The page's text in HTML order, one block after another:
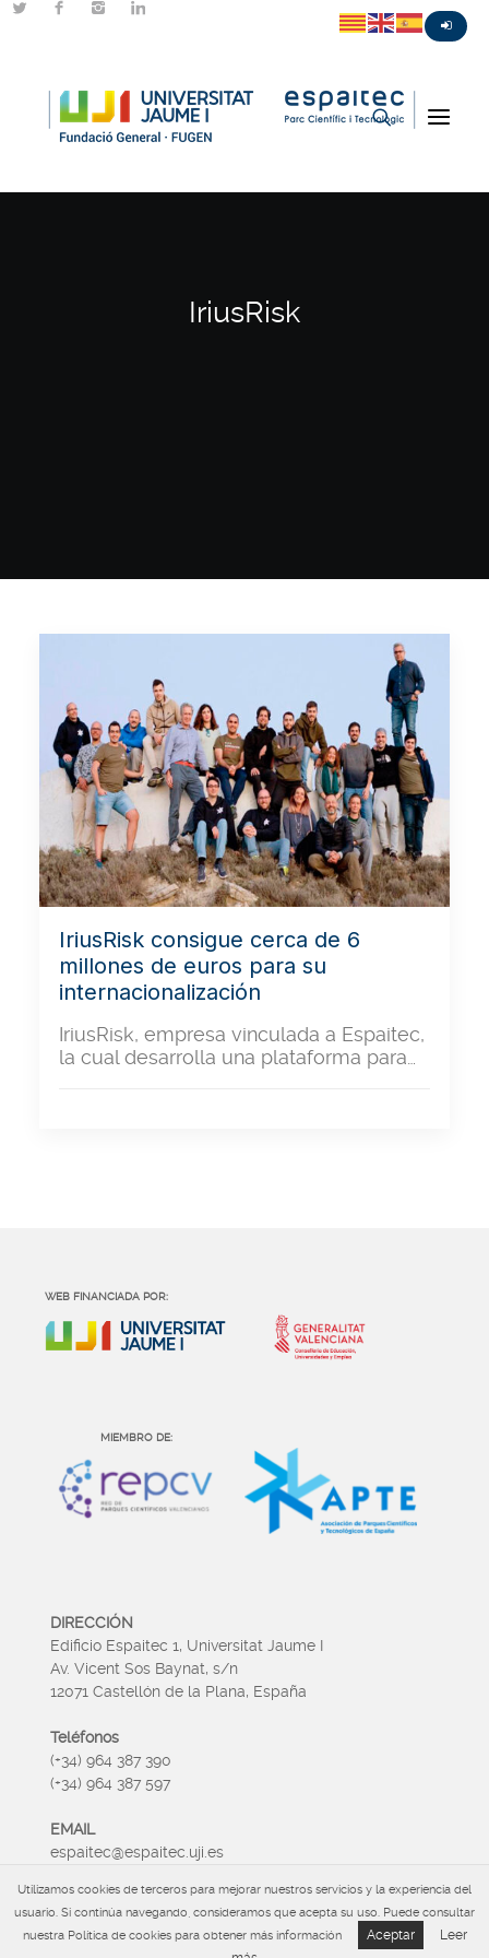
IriusRisk
IriusRisk consigue cerca de 6
millones de euros para su
internacionalización
IriusRisk, empresa vinculada a Espaitec,
la cual desarrolla una plataforma para…
WEB FINANCIADA POR:
MIEMBRO DE:
DIRECCIÓN
Edificio Espaitec 1, Universitat Jaume I
Av. Vicent Sos Baynat, s/n
12071 Castellón de la Plana, España
Teléfonos
(+34) 964 387 390
(+34) 964 387 597
EMAIL
espaitec@espaitec.uji.es
HORARIO
Lunes a Viernes 09:00 – 15.00
Utilizamos cookies de terceros para mejorar nuestros servicios y la experiencia del
usuario. Si continúa navegando, consideramos que acepta su uso. Puede consultar
nuestra Política de cookies para obtener más información
Aceptar
Leer